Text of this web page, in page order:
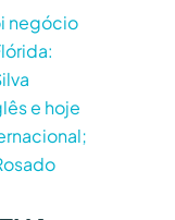
negócio
e hoje